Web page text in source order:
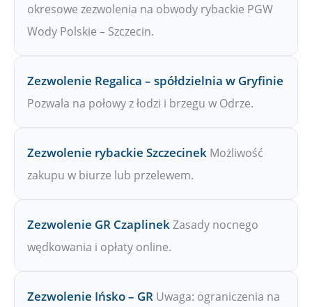
okresowe zezwolenia na obwody rybackie PGW
Wody Polskie – Szczecin.
Zezwolenie Regalica – spółdzielnia w Gryfinie
Pozwala na połowy z łodzi i brzegu w Odrze.
Zezwolenie rybackie Szczecinek Możliwość
zakupu w biurze lub przelewem.
Zezwolenie GR CzaplinekZasady nocnego
wędkowania i opłaty online.
Zezwolenie Ińsko – GR Uwaga: ograniczenia na